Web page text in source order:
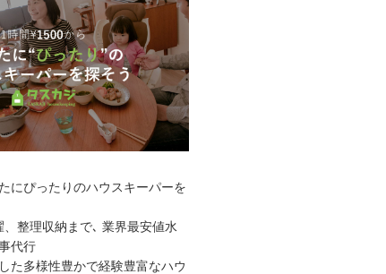
にぴったりのハウスキーパーを
整理収納まで､ 業界最安値水
代行
た多様性豊かで経験豊富なハウ